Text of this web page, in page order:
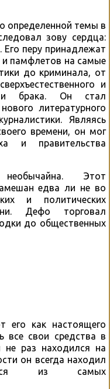
определенной темы в
зову сердца:
перу принадлежат
и памфлетов на самые
до криминала, от
и
и брака. Он стал
литературного
Являясь
времени, он мог
и правительства
Этот
едва ли не во
и политических
Дефо торговал
до общественных
его как настоящего
все свои средства в
раз находился на
он всегда находил
из самых